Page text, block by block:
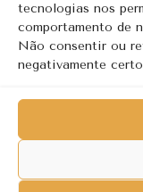
tecnologias nos
comportamento de
Não consentir ou
negativamente
LEIA MAIS
Copyright © 2026 |